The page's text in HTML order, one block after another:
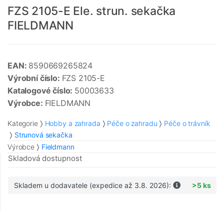
FZS 2105-E Ele. strun. sekačka
FIELDMANN
EAN: 8590669265824
Výrobní číslo: FZS 2105-E
Katalogové číslo: 50003633
Výrobce: FIELDMANN
Kategorie Hobby a zahrada Péče o zahradu
Péče o trávník
Strunová sekačka
Výrobce
Fieldmann
Skladová dostupnost
Skladem u dodavatele (expedice až 3.8. 2026): >5 ks